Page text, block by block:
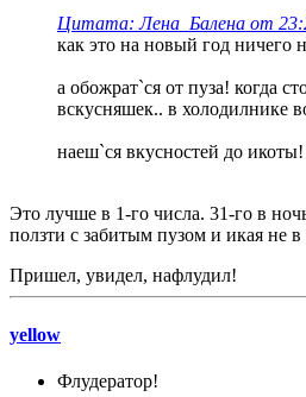
Цитата: Лена_Балена от
как это на новый год ничего
а обожрат`ся от пуза! когда
вскусняшек.. в холодилнике
наеш`ся вкусностей до
Это лучше в 1-го числа. 31-го в
ползти с забитым пузом и икая не
Пришел, увидел, нафлудил!
yellow
Флудератор!